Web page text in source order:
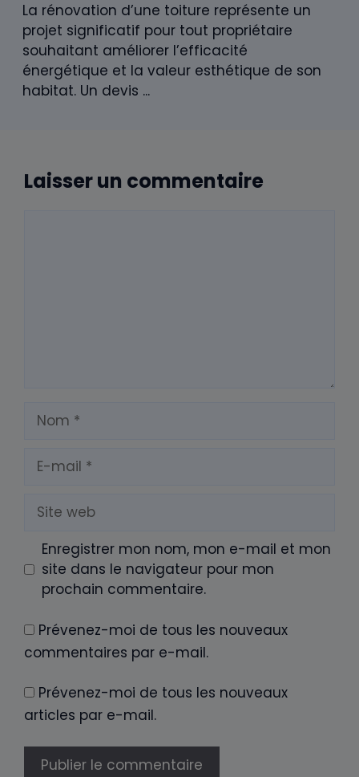
La rénovation d’une toiture représente un
projet significatif pour tout propriétaire
souhaitant améliorer l’efficacité
énergétique et la valeur esthétique de son
habitat. Un devis ...
Laisser un commentaire
Nom
mail
Site
web
Enregistrer mon nom, mon e-mail et mon
site dans le navigateur pour mon
prochain commentaire.
Prévenez-moi de tous les nouveaux
commentaires par e-mail.
Prévenez-moi de tous les nouveaux
articles par e-mail.